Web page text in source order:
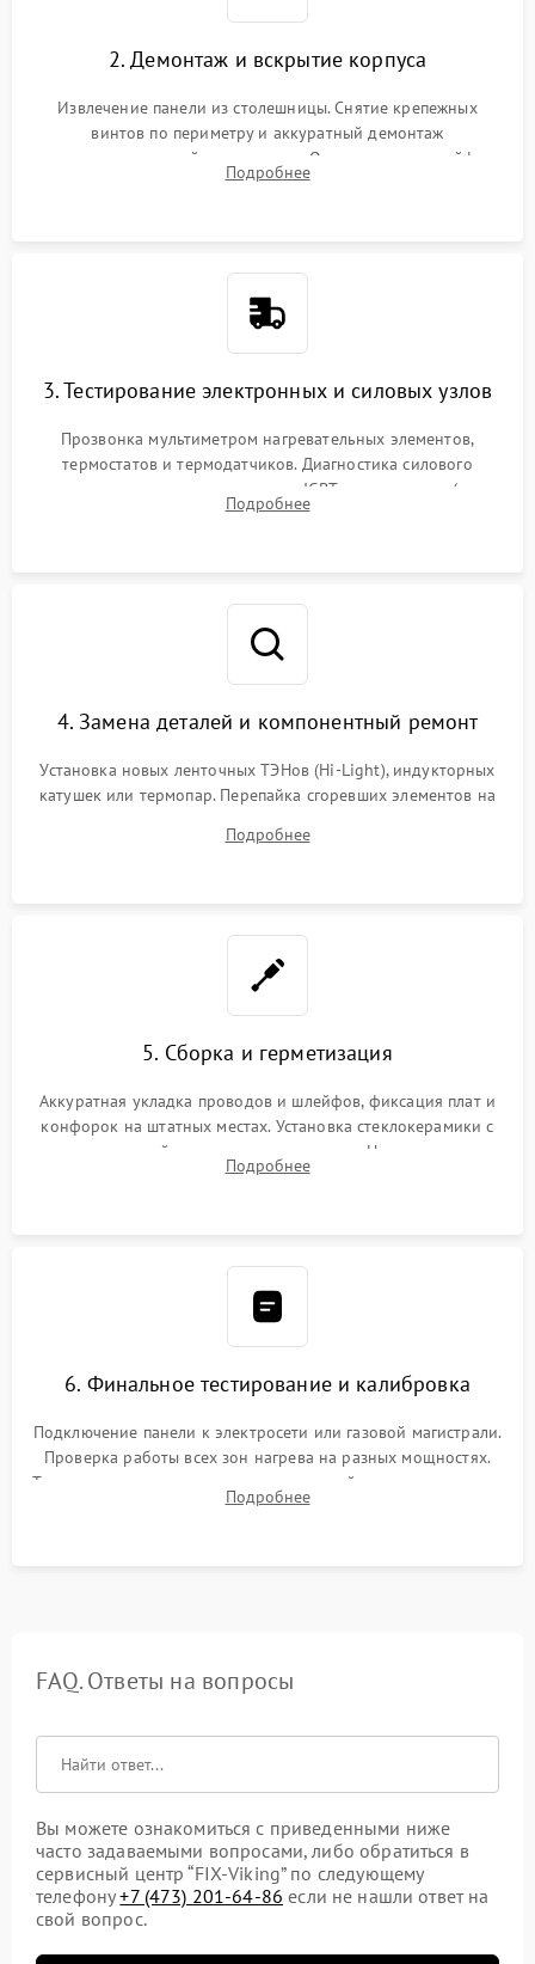
2. Демонтаж и вскрытие корпуса
Извлечение панели из столешницы. Снятие крепежных
винтов по периметру и аккуратный демонтаж
стеклокерамической поверхности. Отсоединение шлейфов
сенсорного блока для доступа к силовым платам, катушкам
Подробнее
3. Тестирование электронных и силовых узлов
Прозвонка мультиметром нагревательных элементов,
термостатов и термодатчиков. Диагностика силового
модуля, реле, диодных мостов и IGBT-транзисторов (для
индукции). Проверка кранов и газ-контроля (для газовых
Подробнее
4. Замена деталей и компонентный ремонт
Установка новых ленточных ТЭНов (Hi-Light), индукторных
катушек или термопар. Перепайка сгоревших элементов на
дорожек. Очистка контактов и замена поврежденной
Подробнее
5. Сборка и герметизация
Аккуратная укладка проводов и шлейфов, фиксация плат и
конфорок на штатных местах. Установка стеклокерамики с
проверкой равномерности зазоров. Нанесение
термостойкого герметика или укладка уплотнительной
Подробнее
6. Финальное тестирование и калибровка
Подключение панели к электросети или газовой магистрали.
Проверка работы всех зон нагрева на разных мощностях.
Тестирование сенсорного управления, таймера, индикаторов
остаточного тепла и систем защиты от перегрева.
Подробнее
FAQ. Ответы на вопросы
Вы можете ознакомиться с приведенными ниже
часто задаваемыми вопросами, либо обратиться в
сервисный центр “FIX-Viking” по следующему
телефону+7 (473) 201-64-86 если не нашли ответ на
свой вопрос.